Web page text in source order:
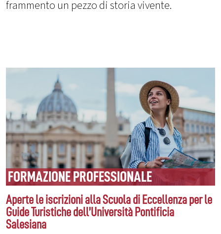
frammento un pezzo di storia vivente.
FORMAZIONE PROFESSIONALE
Aperte le iscrizioni alla Scuola di Eccellenza per le
Guide Turistiche dell’Università Pontificia
Salesiana